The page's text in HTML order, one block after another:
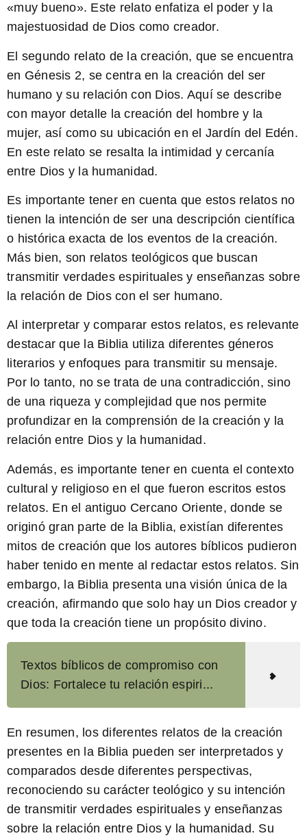
«muy bueno». Este relato enfatiza el poder y la
majestuosidad de Dios como creador.
El segundo relato de la creación, que se encuentra
en Génesis 2, se centra en la creación del ser
humano y su relación con Dios. Aquí se describe
con mayor detalle la creación del hombre y la
mujer, así como su ubicación en el Jardín del Edén.
En este relato se resalta la intimidad y cercanía
entre Dios y la humanidad.
Es importante tener en cuenta que estos relatos no
tienen la intención de ser una descripción científica
o histórica exacta de los eventos de la creación.
Más bien, son relatos teológicos que buscan
transmitir verdades espirituales y enseñanzas sobre
la relación de Dios con el ser humano.
Al interpretar y comparar estos relatos, es relevante
destacar que la Biblia utiliza diferentes géneros
literarios y enfoques para transmitir su mensaje.
Por lo tanto, no se trata de una contradicción, sino
de una riqueza y complejidad que nos permite
profundizar en la comprensión de la creación y la
relación entre Dios y la humanidad.
Además, es importante tener en cuenta el contexto
cultural y religioso en el que fueron escritos estos
relatos. En el antiguo Cercano Oriente, donde se
originó gran parte de la Biblia, existían diferentes
mitos de creación que los autores bíblicos pudieron
haber tenido en mente al redactar estos relatos. Sin
embargo, la Biblia presenta una visión única de la
creación, afirmando que solo hay un Dios creador y
que toda la creación tiene un propósito divino.
Textos bíblicos de compromiso con
Dios: Fortalece tu relación espiri...
En resumen, los diferentes relatos de la creación
presentes en la Biblia pueden ser interpretados y
comparados desde diferentes perspectivas,
reconociendo su carácter teológico y su intención
de transmitir verdades espirituales y enseñanzas
sobre la relación entre Dios y la humanidad. Su